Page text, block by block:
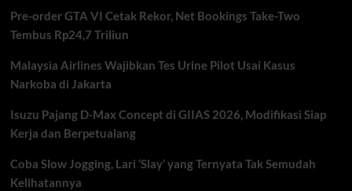
Gula
Darah
Pre-order GTA VI Cetak Rekor, Net Bookings Take-Two
Tembus Rp24,7 Triliun
Malaysia Airlines Wajibkan Tes Urine Pilot Usai Kasus
Narkoba di Jakarta
Isuzu Pajang D-Max Concept di GIIAS 2026, Modifikasi Siap
Kerja dan Berpetualang
Coba Slow Jogging, Lari ‘Slay’ yang Ternyata Tak Semudah
Kelihatannya